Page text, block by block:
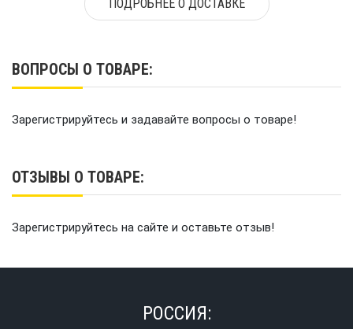
ПОДРОБНЕЕ О ДОСТАВКЕ
ВОПРОСЫ О ТОВАРЕ:
Зарегистрируйтесь и задавайте вопросы о товаре!
ОТЗЫВЫ О ТОВАРЕ:
Зарегистрируйтесь на сайте и оставьте отзыв!
РОССИЯ: